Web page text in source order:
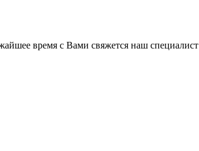
время с Вами свяжется наш специалист